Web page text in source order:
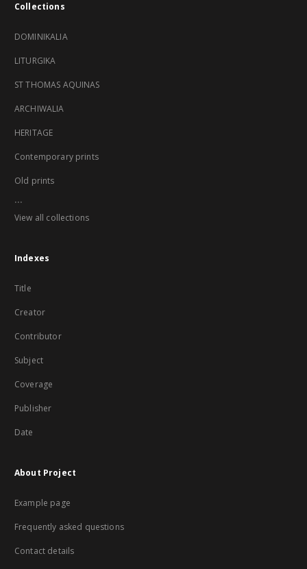
Collections
DOMINIKALIA
LITURGIKA
ST THOMAS AQUINAS
ARCHIWALIA
HERITAGE
Contemporary prints
Old prints
...
View all collections
Indexes
Title
Creator
Contributor
Subject
Coverage
Publisher
Date
About Project
Example page
Frequently asked questions
Contact details